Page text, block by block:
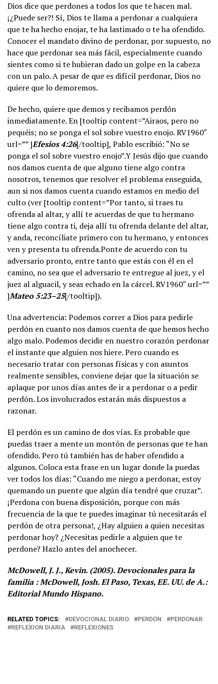
Dios dice que perdones a todos los que te hacen mal.
¡¿Puede ser?! Sí, Dios te llama a perdonar a cualquiera
que te ha hecho enojar, te ha lastimado o te ha ofendido.
Conocer el mandato divino de perdonar, por supuesto, no
hace que perdonar sea más fácil, especialmente cuando
sientes como si te hubieran dado un golpe en la cabeza
con un palo. A pesar de que es difícil perdonar, Dios no
quiere que lo demoremos.
De hecho, quiere que demos y recibamos perdón
inmediatamente. En [tooltip content=”Airaos, pero no
pequéis; no se ponga el sol sobre vuestro enojo. RV1960″
url=”” ]Efesios 4:26[/tooltip], Pablo escribió: “No se
ponga el sol sobre vuestro enojo”.Y Jesús dijo que cuando
nos damos cuenta de que alguno tiene algo contra
nosotros, tenemos que resolver el problema enseguida,
aun si nos damos cuenta cuando estamos en medio del
culto (ver [tooltip content=”Por tanto, si traes tu
ofrenda al altar, y allí te acuerdas de que tu hermano
tiene algo contra ti, deja allí tu ofrenda delante del altar,
y anda, reconcíliate primero con tu hermano, y entonces
ven y presenta tu ofrenda.Ponte de acuerdo con tu
adversario pronto, entre tanto que estás con él en el
camino, no sea que el adversario te entregue al juez, y el
juez al alguacil, y seas echado en la cárcel. RV1960″ url=””
]Mateo 5:23–25[/tooltip]).
Una advertencia: Podemos correr a Dios para pedirle
perdón en cuanto nos damos cuenta de que hemos hecho
algo malo. Podemos decidir en nuestro corazón perdonar
el instante que alguien nos hiere. Pero cuando es
necesario tratar con personas físicas y con asuntos
realmente sensibles, conviene dejar que la situación se
aplaque por unos días antes de ir a perdonar o a pedir
perdón. Los involucrados estarán más dispuestos a
razonar.
El perdón es un camino de dos vías. Es probable que
puedas traer a mente un montón de personas que te han
ofendido. Pero tú también has de haber ofendido a
algunos. Coloca esta frase en un lugar donde la puedas
ver todos los días: “Cuando me niego a perdonar, estoy
quemando un puente que algún día tendré que cruzar”.
¡Perdona con buena disposición, porque con más
frecuencia de la que te puedes imaginar tú necesitarás el
perdón de otra persona!, ¿Hay alguien a quien necesitas
perdonar hoy? ¿Necesitas pedirle a alguien que te
perdone? Hazlo antes del anochecer.
McDowell, J. J., Kevin. (2005). Devocionales para la
familia : McDowell, Josh. El Paso, Texas, EE. UU. de A.:
Editorial Mundo Hispano.
RELATED TOPICS: DEVOCIONAL DIARIO PERDÓN
PERDONAR
REFLEXION DIARIA
REFLEXIONES